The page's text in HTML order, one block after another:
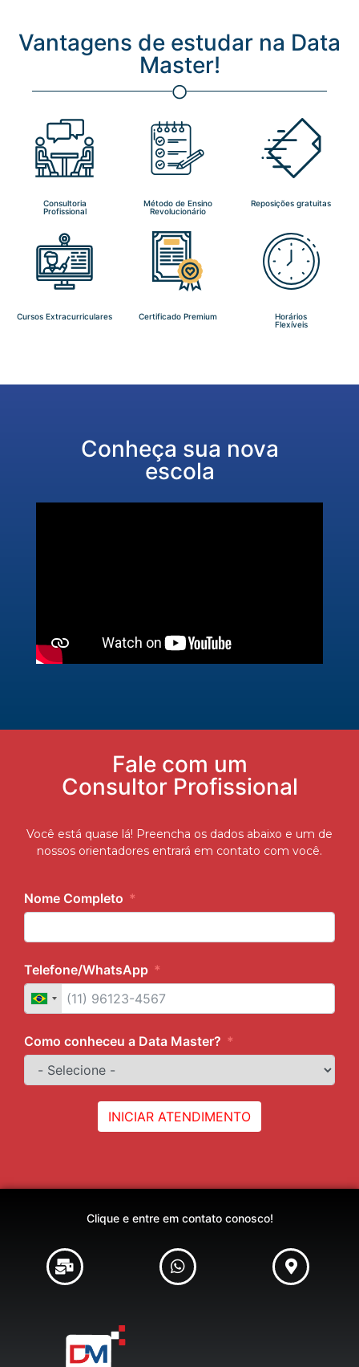
Vantagens de estudar na Data
Master!
Consultoria
Profissional
Método de Ensino
Revolucionário
Reposições gratuitas
Cursos Extracurriculares Certificado Premium
Horários
Flexíveis
Conheça sua nova
escola
Fale com um
Consultor Profissional
Você está quase lá! Preencha os dados abaixo e um de
nossos orientadores entrará em contato com você.
Nome Completo
Telefone/WhatsApp
Como conheceu a Data Master?
INICIAR ATENDIMENTO
Clique e entre em contato conosco!